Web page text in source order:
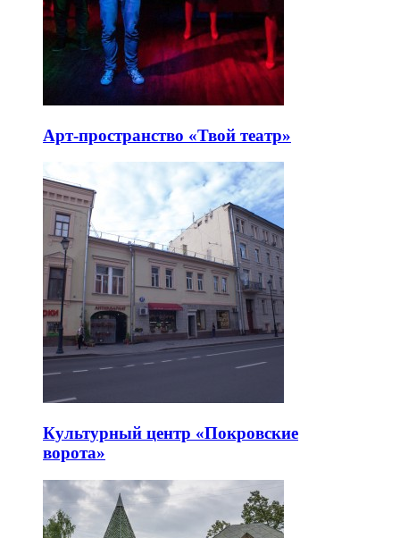
Арт-пространство «Твой театр»
Культурный центр «Покровские
ворота»